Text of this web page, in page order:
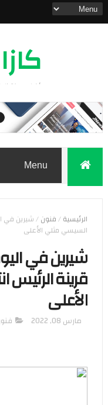
أخبار مدينة
الرئيسية/فنون/شيرين في
السيسي مثلي الأعلى
شيرين في
قرينة
الأعلى
مارس 08, 2022